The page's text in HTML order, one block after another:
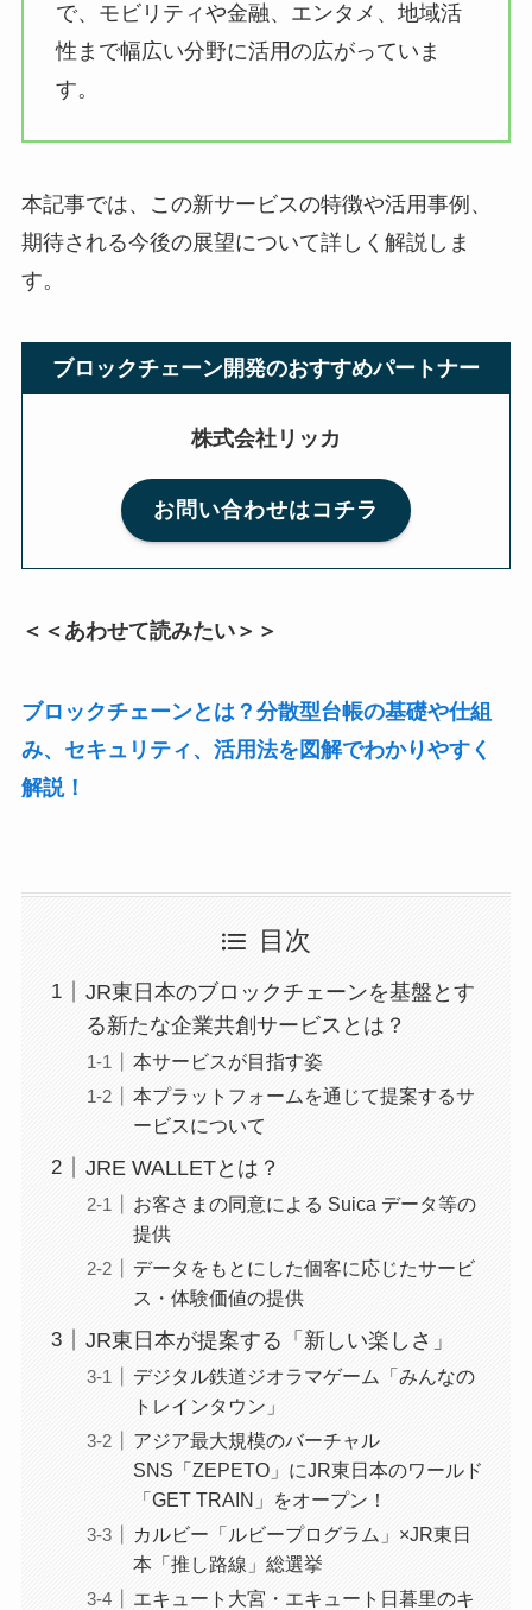
で、モビリティや金融、エンタメ、地域活
性まで幅広い分野に活用の広がっていま
す。
本記事では、この新サービスの特徴や活用事例、
期待される今後の展望について詳しく解説しま
す。
ブロックチェーン開発のおすすめパートナー
株式会社リッカ
お問い合わせはコチラ
＜＜あわせて読みたい＞＞
ブロックチェーンとは？分散型台帳の基礎や仕組
み、セキュリティ、活用法を図解でわかりやすく
解説！
目次
JR東日本のブロックチェーンを基盤とす
る新たな企業共創サービスとは？
本サービスが目指す姿
本プラットフォームを通じて提案するサ
ービスについて
JRE WALLETとは？
お客さまの同意による Suica データ等の
提供
データをもとにした個客に応じたサービ
ス・体験価値の提供
JR東日本が提案する「新しい楽しさ」
デジタル鉄道ジオラマゲーム「みんなの
トレインタウン」
アジア最大規模のバーチャル
SNS「ZEPETO」にJR東日本のワールド
「GET TRAIN」をオープン！
カルビー「ルビープログラム」×JR東日
本「推し路線」総選挙
エキュート大宮・エキュート日暮里のキ